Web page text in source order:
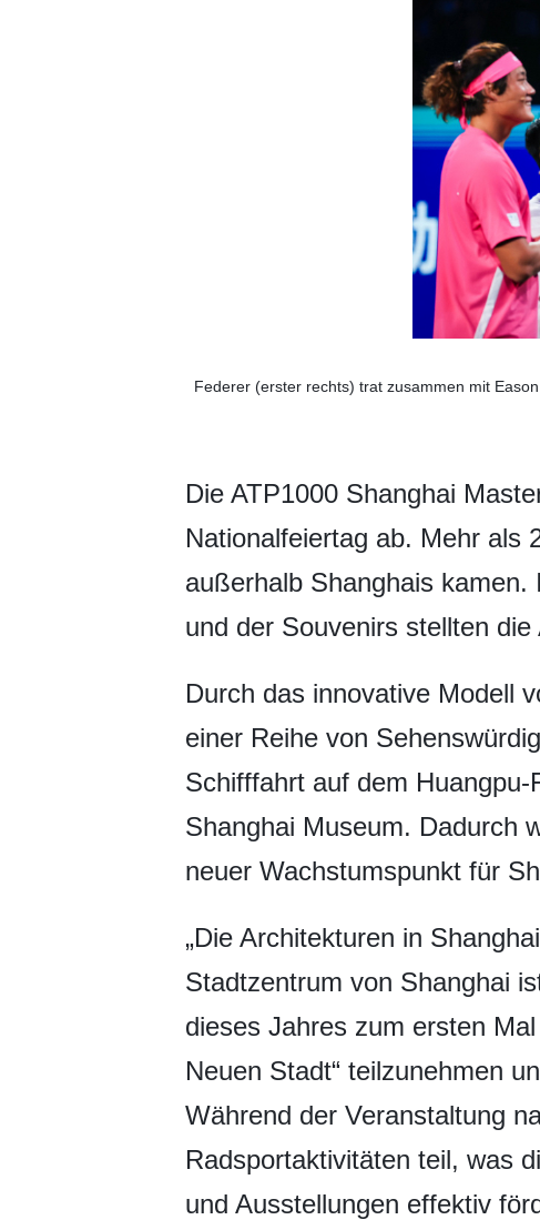
Federer (erster rechts) trat zusammen mit
Die ATP1000 Shanghai
Nationalfeiertag ab. Mehr als
außerhalb Shanghais
und der Souvenirs stellten
Durch das innovative Modell
einer Reihe von
Schifffahrt auf dem
Shanghai Museum. Dadurch
neuer Wachstumspunkt für
„Die Architekturen in
Stadtzentrum von Shanghai
dieses Jahres zum ersten
Neuen Stadt“ teilzunehmen
Während der Veranstaltung
Radsportaktivitäten teil, was
und Ausstellungen effektiv